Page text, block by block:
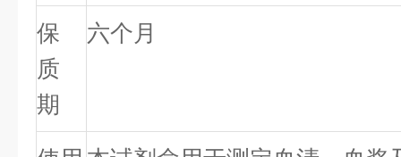
保
质
期
六个月